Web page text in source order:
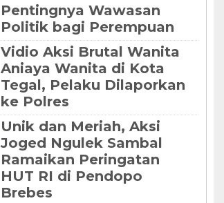
Pentingnya Wawasan
Politik bagi Perempuan
Vidio Aksi Brutal Wanita
Aniaya Wanita di Kota
Tegal, Pelaku Dilaporkan
ke Polres
Unik dan Meriah, Aksi
Joged Ngulek Sambal
Ramaikan Peringatan
HUT RI di Pendopo
Brebes